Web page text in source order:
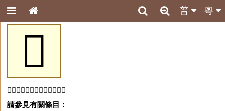
粵
普
𦣍
「𦣍」字未收錄於本資料庫。
請參見有關條目：